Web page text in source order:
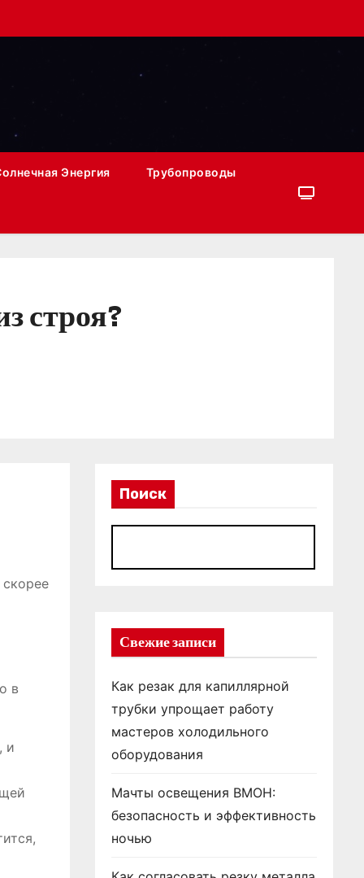
Энергия Трубопроводы
строя?
в
и
Поиск
Свежие записи
Как резак для капиллярной
трубки упрощает работу
мастеров холодильного
оборудования
Мачты освещения ВМОН:
безопасность и эффективность
ночью